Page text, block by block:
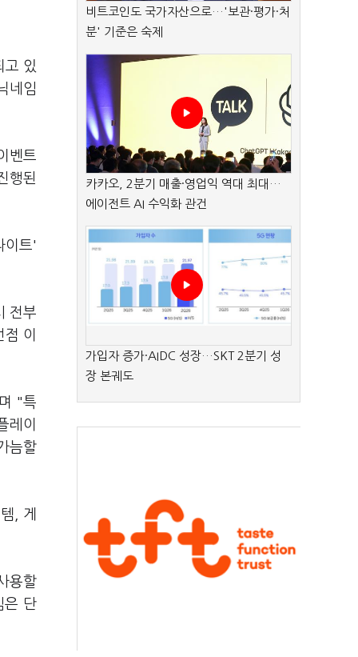
고 있
네임
벤트
행된
이트'
전부
이
"특
레이
늠할
, 게
용할
은 단
비트코인도 국가자산으로…'보관·평가·처
분' 기준은 숙제
카카오, 2분기 매출·영업익 역대 최대…
에이전트 AI 수익화 관건
가입자 증가·AIDC 성장…SKT 2분기 성
장 본궤도